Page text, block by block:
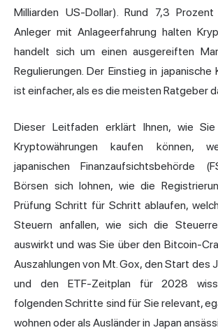
Milliarden US-Dollar). Rund 7,3
Anleger mit Anlageerfahrung halten
handelt sich um einen ausgereiften
Regulierungen. Der Einstieg in japanische
ist einfacher, als es die meisten Ratgeber
Dieser Leitfaden erklärt Ihnen, wie
Kryptowährungen kaufen können,
japanischen Finanzaufsichtsbehörde
Börsen sich lohnen, wie die
Prüfung Schritt für Schritt ablaufen,
Steuern anfallen, wie sich die
auswirkt und was Sie über den Bitcoin-
Auszahlungen von Mt. Gox, den Start des
und den ETF-Zeitplan für 2028
folgenden Schritte sind für Sie relevant,
wohnen oder als Ausländer in Japan